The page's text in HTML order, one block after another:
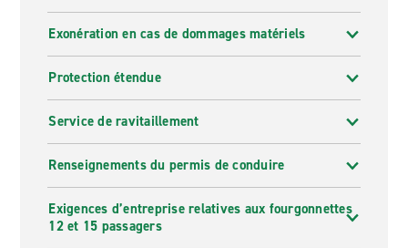
Exonération en cas de dommages matériels
Protection étendue
Service de ravitaillement
Renseignements du permis de conduire
Exigences d’entreprise relatives aux fourgonnettes
12 et 15 passagers